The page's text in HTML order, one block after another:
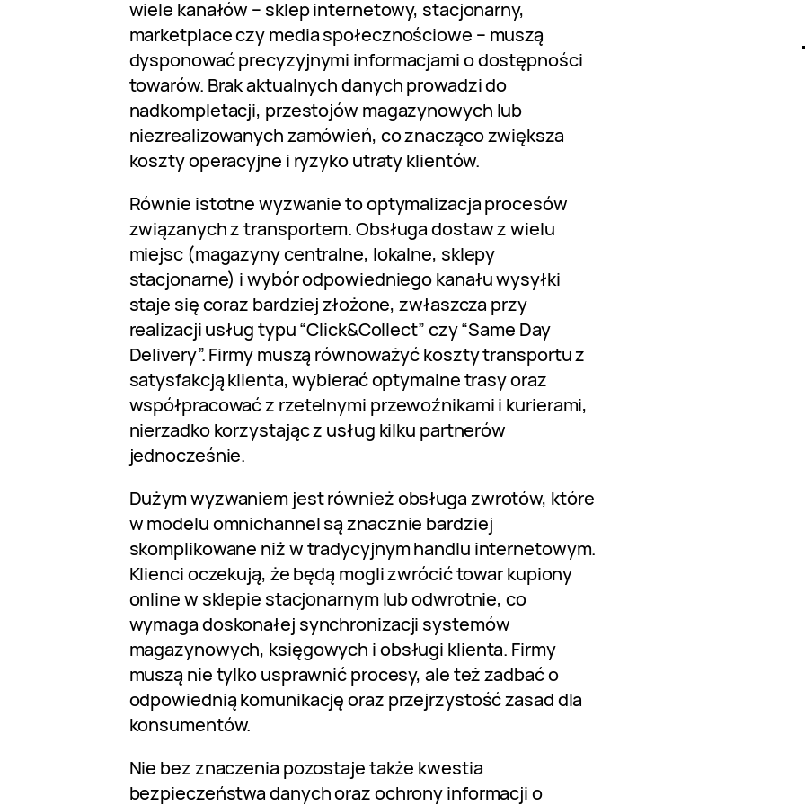
wiele kanałów – sklep internetowy, stacjonarny,
marketplace czy media społecznościowe – muszą
dysponować precyzyjnymi informacjami o dostępności
towarów. Brak aktualnych danych prowadzi do
nadkompletacji, przestojów magazynowych lub
niezrealizowanych zamówień, co znacząco zwiększa
koszty operacyjne i ryzyko utraty klientów.
Równie istotne wyzwanie to optymalizacja procesów
związanych z transportem. Obsługa dostaw z wielu
miejsc (magazyny centralne, lokalne, sklepy
stacjonarne) i wybór odpowiedniego kanału wysyłki
staje się coraz bardziej złożone, zwłaszcza przy
realizacji usług typu “Click&Collect” czy “Same Day
Delivery”. Firmy muszą równoważyć koszty transportu z
satysfakcją klienta, wybierać optymalne trasy oraz
współpracować z rzetelnymi przewoźnikami i kurierami,
nierzadko korzystając z usług kilku partnerów
jednocześnie.
Dużym wyzwaniem jest również obsługa zwrotów, które
w modelu omnichannel są znacznie bardziej
skomplikowane niż w tradycyjnym handlu internetowym.
Klienci oczekują, że będą mogli zwrócić towar kupiony
online w sklepie stacjonarnym lub odwrotnie, co
wymaga doskonałej synchronizacji systemów
magazynowych, księgowych i obsługi klienta. Firmy
muszą nie tylko usprawnić procesy, ale też zadbać o
odpowiednią komunikację oraz przejrzystość zasad dla
konsumentów.
Nie bez znaczenia pozostaje także kwestia
bezpieczeństwa danych oraz ochrony informacji o